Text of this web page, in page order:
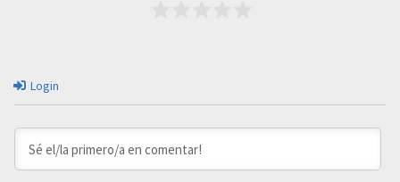
Login